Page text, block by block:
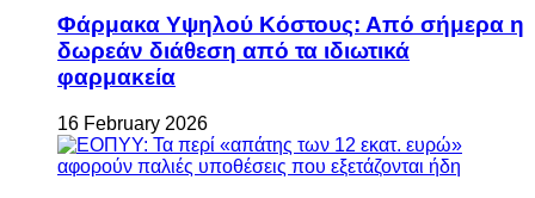
Φάρμακα Υψηλού Κόστους: Από σήμερα η
δωρεάν διάθεση από τα ιδιωτικά
φαρμακεία
16 February 2026